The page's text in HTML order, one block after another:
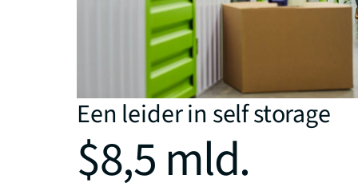
Een leider in self storage
$8,5 mld.